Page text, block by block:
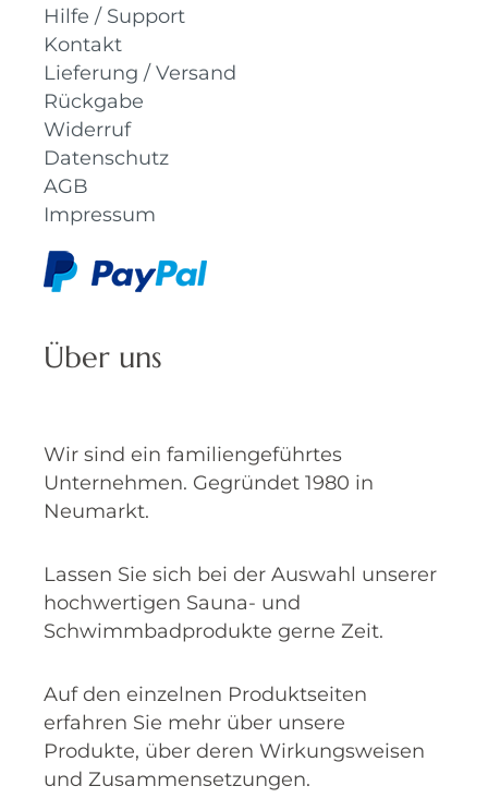
Hilfe / Support
Kontakt
Lieferung / Versand
Rückgabe
Widerruf
Datenschutz
AGB
Impressum
Über uns
Wir sind ein familiengeführtes
Unternehmen. Gegründet 1980 in
Neumarkt.
Lassen Sie sich bei der Auswahl unserer
hochwertigen Sauna- und
Schwimmbadprodukte gerne Zeit.
Auf den einzelnen Produktseiten
erfahren Sie mehr über unsere
Produkte, über deren Wirkungsweisen
und Zusammensetzungen.